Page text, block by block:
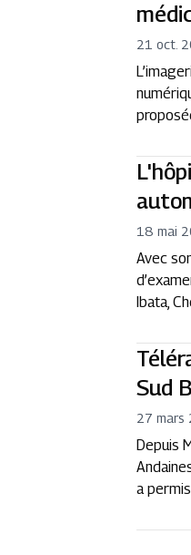
21 oct.
18 mai
Avec
Ibata,
Sud
27 mars
Depuis
a